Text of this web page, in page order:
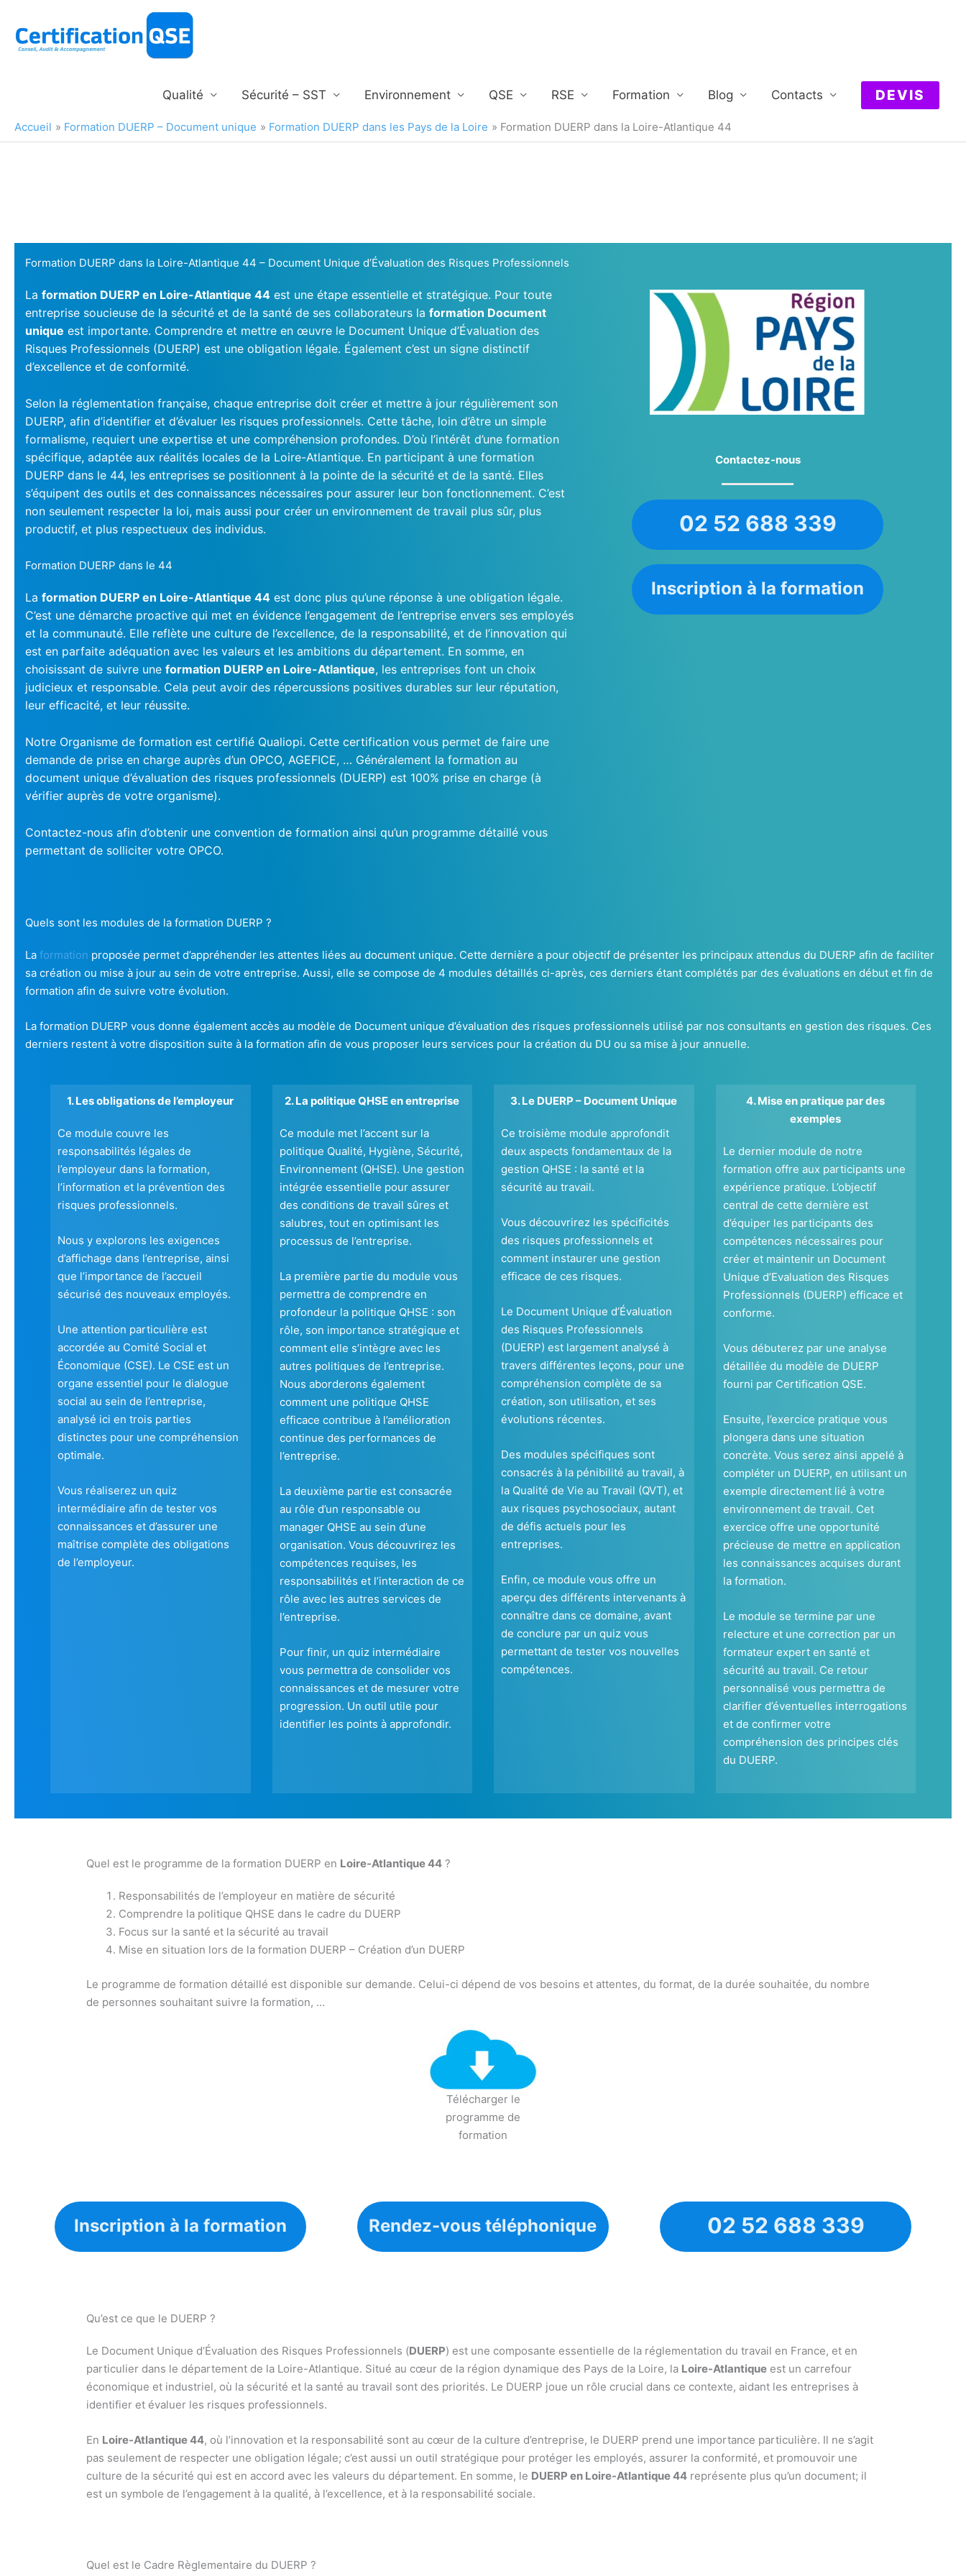
contenu
Qualité Sécurité – SST Environnement QSE RSE Formation Blog Contacts DEVIS
Accueil Formation DUERP – Document unique Formation DUERP dans les Pays de la Loire Formation DUERP dans la Loire-Atlantique 44
Formation DUERP dans la Loire-Atlantique 44 – Document Unique d’Évaluation des Risques Professionnels
La formation DUERP en Loire-Atlantique 44 est une étape essentielle et stratégique. Pour toute
entreprise soucieuse de la sécurité et de la santé de ses collaborateurs la formation Document
unique est importante. Comprendre et mettre en œuvre le Document Unique d’Évaluation des
Risques Professionnels (DUERP) est une obligation légale. Également c’est un signe distinctif
d’excellence et de conformité.
Selon la réglementation française, chaque entreprise doit créer et mettre à jour régulièrement son
DUERP, afin d’identifier et d’évaluer les risques professionnels. Cette tâche, loin d’être un simple
formalisme, requiert une expertise et une compréhension profondes. D’où l’intérêt d’une formation
spécifique, adaptée aux réalités locales de la Loire-Atlantique. En participant à une formation
DUERP dans le 44, les entreprises se positionnent à la pointe de la sécurité et de la santé. Elles
s’équipent des outils et des connaissances nécessaires pour assurer leur bon fonctionnement. C’est
non seulement respecter la loi, mais aussi pour créer un environnement de travail plus sûr, plus
productif, et plus respectueux des individus.
Formation DUERP dans le 44
La formation DUERP en Loire-Atlantique 44 est donc plus qu’une réponse à une obligation légale.
C’est une démarche proactive qui met en évidence l’engagement de l’entreprise envers ses employés
et la communauté. Elle reflète une culture de l’excellence, de la responsabilité, et de l’innovation qui
est en parfaite adéquation avec les valeurs et les ambitions du département. En somme, en
choisissant de suivre une formation DUERP en Loire-Atlantique, les entreprises font un choix
judicieux et responsable. Cela peut avoir des répercussions positives durables sur leur réputation,
leur efficacité, et leur réussite.
Notre Organisme de formation est certifié Qualiopi. Cette certification vous permet de faire une
demande de prise en charge auprès d’un OPCO, AGEFICE, … Généralement la formation au
document unique d’évaluation des risques professionnels (DUERP) est 100% prise en charge (à
vérifier auprès de votre organisme).
Contactez-nous afin d’obtenir une convention de formation ainsi qu’un programme détaillé vous
permettant de solliciter votre OPCO.
Contactez-nous
02 52 688 339
Inscription à la formation
Quels sont les modules de la formation DUERP ?
La formation proposée permet d’appréhender les attentes liées au document unique. Cette dernière a pour objectif de présenter les principaux attendus du DUERP afin de faciliter
sa création ou mise à jour au sein de votre entreprise. Aussi, elle se compose de 4 modules détaillés ci-après, ces derniers étant complétés par des évaluations en début et fin de
formation afin de suivre votre évolution.
La formation DUERP vous donne également accès au modèle de Document unique d’évaluation des risques professionnels utilisé par nos consultants en gestion des risques. Ces
derniers restent à votre disposition suite à la formation afin de vous proposer leurs services pour la création du DU ou sa mise à jour annuelle.
1. Les obligations de l’employeur
Ce module couvre les
responsabilités légales de
l’employeur dans la formation,
l’information et la prévention des
risques professionnels.
Nous y explorons les exigences
d’affichage dans l’entreprise, ainsi
que l’importance de l’accueil
sécurisé des nouveaux employés.
Une attention particulière est
accordée au Comité Social et
Économique (CSE). Le CSE est un
organe essentiel pour le dialogue
social au sein de l’entreprise,
analysé ici en trois parties
distinctes pour une compréhension
optimale.
Vous réaliserez un quiz
intermédiaire afin de tester vos
connaissances et d’assurer une
maîtrise complète des obligations
de l’employeur.
2. La politique QHSE en entreprise
Ce module met l’accent sur la
politique Qualité, Hygiène, Sécurité,
Environnement (QHSE). Une gestion
intégrée essentielle pour assurer
des conditions de travail sûres et
salubres, tout en optimisant les
processus de l’entreprise.
La première partie du module vous
permettra de comprendre en
profondeur la politique QHSE : son
rôle, son importance stratégique et
comment elle s’intègre avec les
autres politiques de l’entreprise.
Nous aborderons également
comment une politique QHSE
efficace contribue à l’amélioration
continue des performances de
l’entreprise.
La deuxième partie est consacrée
au rôle d’un responsable ou
manager QHSE au sein d’une
organisation. Vous découvrirez les
compétences requises, les
responsabilités et l’interaction de ce
rôle avec les autres services de
l’entreprise.
Pour finir, un quiz intermédiaire
vous permettra de consolider vos
connaissances et de mesurer votre
progression. Un outil utile pour
identifier les points à approfondir.
3. Le DUERP – Document Unique
Ce troisième module approfondit
deux aspects fondamentaux de la
gestion QHSE : la santé et la
sécurité au travail.
Vous découvrirez les spécificités
des risques professionnels et
comment instaurer une gestion
efficace de ces risques.
Le Document Unique d’Évaluation
des Risques Professionnels
(DUERP) est largement analysé à
travers différentes leçons, pour une
compréhension complète de sa
création, son utilisation, et ses
évolutions récentes.
Des modules spécifiques sont
consacrés à la pénibilité au travail, à
la Qualité de Vie au Travail (QVT), et
aux risques psychosociaux, autant
de défis actuels pour les
entreprises.
Enfin, ce module vous offre un
aperçu des différents intervenants à
connaître dans ce domaine, avant
de conclure par un quiz vous
permettant de tester vos nouvelles
compétences.
4. Mise en pratique par des
exemples
Le dernier module de notre
formation offre aux participants une
expérience pratique. L’objectif
central de cette dernière est
d’équiper les participants des
compétences nécessaires pour
créer et maintenir un Document
Unique d’Evaluation des Risques
Professionnels (DUERP) efficace et
conforme.
Vous débuterez par une analyse
détaillée du modèle de DUERP
fourni par Certification QSE.
Ensuite, l’exercice pratique vous
plongera dans une situation
concrète. Vous serez ainsi appelé à
compléter un DUERP, en utilisant un
exemple directement lié à votre
environnement de travail. Cet
exercice offre une opportunité
précieuse de mettre en application
les connaissances acquises durant
la formation.
Le module se termine par une
relecture et une correction par un
formateur expert en santé et
sécurité au travail. Ce retour
personnalisé vous permettra de
clarifier d’éventuelles interrogations
et de confirmer votre
compréhension des principes clés
du DUERP.
Quel est le programme de la formation DUERP en Loire-Atlantique 44 ?
Responsabilités de l’employeur en matière de sécurité
Comprendre la politique QHSE dans le cadre du DUERP
Focus sur la santé et la sécurité au travail
Mise en situation lors de la formation DUERP – Création d’un DUERP
Le programme de formation détaillé est disponible sur demande. Celui-ci dépend de vos besoins et attentes, du format, de la durée souhaitée, du nombre
de personnes souhaitant suivre la formation, …
Télécharger le
programme de
formation
Inscription à la formation Rendez-vous téléphonique 02 52 688 339
Qu’est ce que le DUERP ?
Le Document Unique d’Évaluation des Risques Professionnels (DUERP) est une composante essentielle de la réglementation du travail en France, et en
particulier dans le département de la Loire-Atlantique. Situé au cœur de la région dynamique des Pays de la Loire, la Loire-Atlantique est un carrefour
économique et industriel, où la sécurité et la santé au travail sont des priorités. Le DUERP joue un rôle crucial dans ce contexte, aidant les entreprises à
identifier et évaluer les risques professionnels.
En Loire-Atlantique 44, où l’innovation et la responsabilité sont au cœur de la culture d’entreprise, le DUERP prend une importance particulière. Il ne s’agit
pas seulement de respecter une obligation légale; c’est aussi un outil stratégique pour protéger les employés, assurer la conformité, et promouvoir une
culture de la sécurité qui est en accord avec les valeurs du département. En somme, le DUERP en Loire-Atlantique 44 représente plus qu’un document; il
est un symbole de l’engagement à la qualité, à l’excellence, et à la responsabilité sociale.
Quel est le Cadre Règlementaire du DUERP ?